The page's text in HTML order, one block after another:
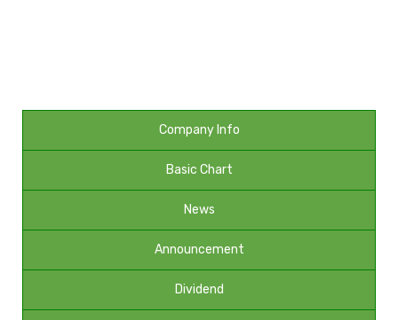
बैंक-
Company Info
Basic Chart
News
Announcement
Dividend